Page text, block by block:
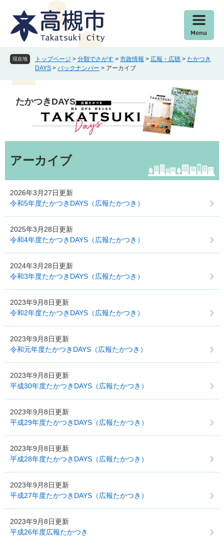
現在地 トップページ > 分類でさがす > 市政情報 > 広報・広聴 > たかつき
DAYS > バックナンバー > アーカイブ
たかつきDAYS
文アーカイブ
2026年3月27日更新
令和5年度たかつきDAYS（広報たかつき）
2025年3月28日更新
令和4年度たかつきDAYS（広報たかつき）
2024年3月28日更新
令和3年度たかつきDAYS（広報たかつき）
2023年9月8日更新
令和2年度たかつきDAYS（広報たかつき）
2023年9月8日更新
令和元年度たかつきDAYS（広報たかつき）
2023年9月8日更新
平成30年度たかつきDAYS（広報たかつき）
2023年9月8日更新
平成29年度たかつきDAYS（広報たかつき）
2023年9月8日更新
平成28年度たかつきDAYS（広報たかつき）
2023年9月8日更新
平成27年度たかつきDAYS（広報たかつき）
2023年9月8日更新
平成26年度広報たかつき